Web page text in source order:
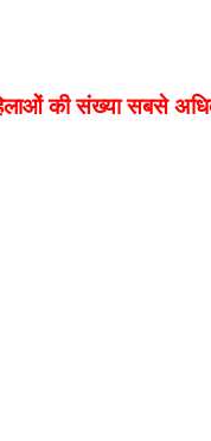
की संख्या सबसे